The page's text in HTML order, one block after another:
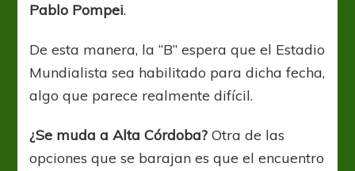
Pablo Pompei.
De esta manera, la “B” espera que el Estadio
Mundialista sea habilitado para dicha fecha,
algo que parece realmente difícil.
¿Se muda a Alta Córdoba? Otra de las
opciones que se barajan es que el encuentro